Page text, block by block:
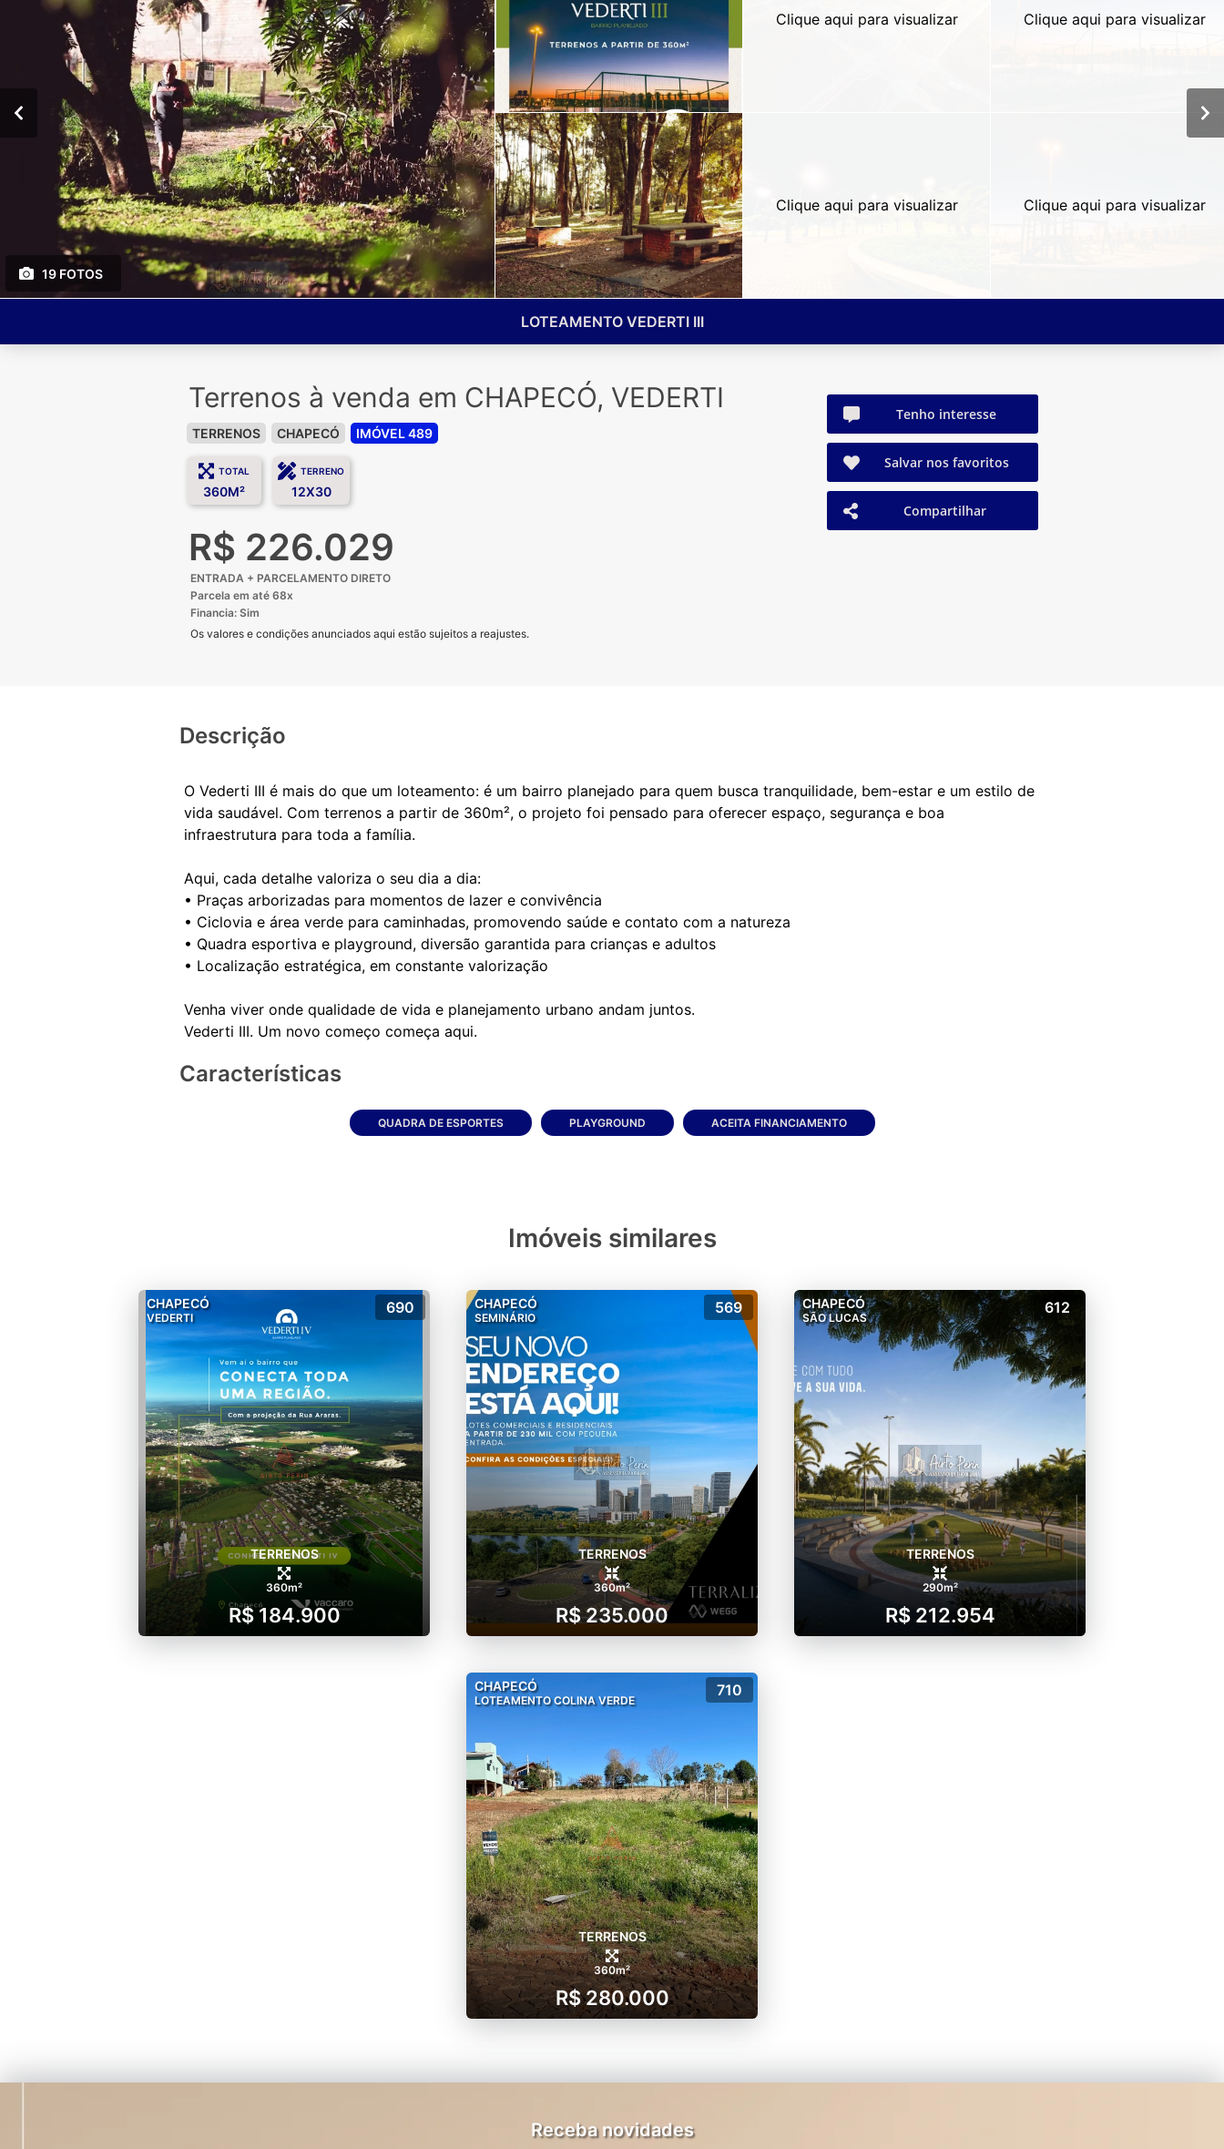
19 FOTOS
Clique aqui para visualizar
Clique aqui para visualizar
Clique aqui para visualizar
Clique aqui para visualizar
LOTEAMENTO VEDERTI III
Terrenos à venda em CHAPECÓ, VEDERTI
TERRENOS CHAPECÓ IMÓVEL 489
TOTAL
360M²
TERRENO
12X30
R$ 226.029
ENTRADA + PARCELAMENTO DIRETO
Parcela em até 68x
Financia: Sim
Os valores e condições anunciados aqui estão sujeitos a reajustes.
Tenho interesse
Salvar nos favoritos
Compartilhar
Descrição
O Vederti III é mais do que um loteamento: é um bairro planejado para quem busca tranquilidade, bem-estar e um estilo de
vida saudável. Com terrenos a partir de 360m², o projeto foi pensado para oferecer espaço, segurança e boa
infraestrutura para toda a família.
Aqui, cada detalhe valoriza o seu dia a dia:
• Praças arborizadas para momentos de lazer e convivência
• Ciclovia e área verde para caminhadas, promovendo saúde e contato com a natureza
• Quadra esportiva e playground, diversão garantida para crianças e adultos
• Localização estratégica, em constante valorização
Venha viver onde qualidade de vida e planejamento urbano andam juntos.
Características
QUADRA DE ESPORTES PLAYGROUND ACEITA FINANCIAMENTO
Imóveis similares
CHAPECÓ
VEDERTI
690
TERRENOS
360m²
R$ 184.900
CHAPECÓ
SEMINÁRIO
569
TERRENOS
360m²
R$ 235.000
CHAPECÓ
SÃO LUCAS
612
TERRENOS
290m²
R$ 212.954
CHAPECÓ
LOTEAMENTO COLINA VERDE
710
TERRENOS
360m²
R$ 280.000
Receba novidades